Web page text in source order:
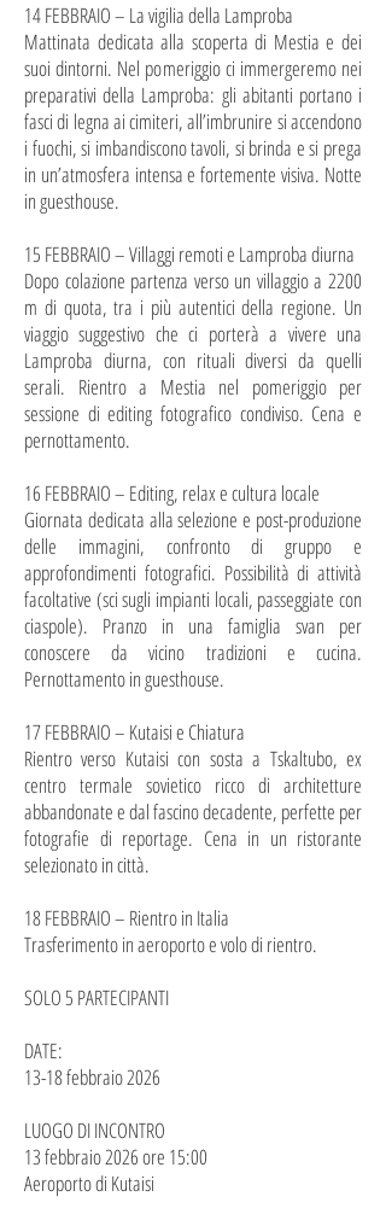
14 FEBBRAIO – La vigilia della Lamproba
Mattinata dedicata alla scoperta di Mestia e dei
suoi dintorni. Nel pomeriggio ci immergeremo nei
preparativi della Lamproba: gli abitanti portano i
fasci di legna ai cimiteri, all’imbrunire si accendono
i fuochi, si imbandiscono tavoli, si brinda e si prega
in un’atmosfera intensa e fortemente visiva. Notte
in guesthouse.
15 FEBBRAIO – Villaggi remoti e Lamproba diurna
Dopo colazione partenza verso un villaggio a 2200
m di quota, tra i più autentici della regione. Un
viaggio suggestivo che ci porterà a vivere una
Lamproba diurna, con rituali diversi da quelli
serali. Rientro a Mestia nel pomeriggio per
sessione di editing fotografico condiviso. Cena e
pernottamento.
16 FEBBRAIO – Editing, relax e cultura locale
Giornata dedicata alla selezione e post-produzione
delle immagini, confronto di gruppo e
approfondimenti fotografici. Possibilità di attività
facoltative (sci sugli impianti locali, passeggiate con
ciaspole). Pranzo in una famiglia svan per
conoscere da vicino tradizioni e cucina.
Pernottamento in guesthouse.
17 FEBBRAIO – Kutaisi e Chiatura
Rientro verso Kutaisi con sosta a Tskaltubo, ex
centro termale sovietico ricco di architetture
abbandonate e dal fascino decadente, perfette per
fotografie di reportage. Cena in un ristorante
selezionato in città.
18 FEBBRAIO – Rientro in Italia
Trasferimento in aeroporto e volo di rientro.
SOLO 5 PARTECIPANTI
DATE:
13-18 febbraio 2026
LUOGO DI INCONTRO
13 febbraio 2026 ore 15:00
Aeroporto di Kutaisi